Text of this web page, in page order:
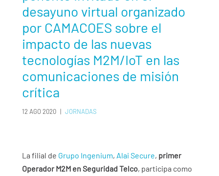
desayuno virtual organizado
por CAMACOES sobre el
impacto de las nuevas
tecnologías M2M/IoT en las
comunicaciones de misión
crítica
12 AGO 2020 | JORNADAS
La filial de Grupo Ingenium, Alai Secure, primer
Operador M2M en Seguridad Telco, participa como